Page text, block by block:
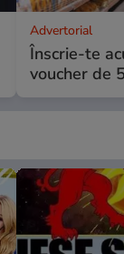
Advertorial
Înscrie-te
voucher de